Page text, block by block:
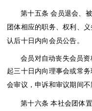
第十五条 会员退会、
团体相应的职务、权利、
认后十日内向会员公告。
会员对自动丧失会员
起三十日内向理事会或常
会审议，申诉和审议期间不
第十六条 本社会团体